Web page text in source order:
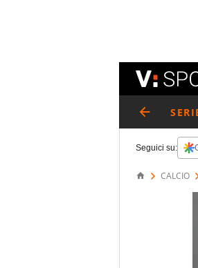
Seguici su:
CALCIO